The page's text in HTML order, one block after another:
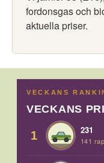
fordonsgas och
aktuella priser.
VECKANS
VECKANS
1 231
141